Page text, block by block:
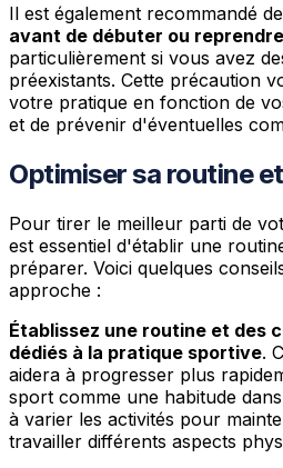
Il est également recommandé de
avant de débuter ou
particulièrement si vous avez
préexistants. Cette précaution
votre pratique en fonction de
et de prévenir d'éventuelles
Optimiser sa routine
Pour tirer le meilleur parti de
est essentiel d'établir une
préparer. Voici quelques
approche :
Établissez une routine et des
dédiés à la pratique sportive.
aidera à progresser plus
sport comme une habitude
à varier les activités pour
travailler différents aspects